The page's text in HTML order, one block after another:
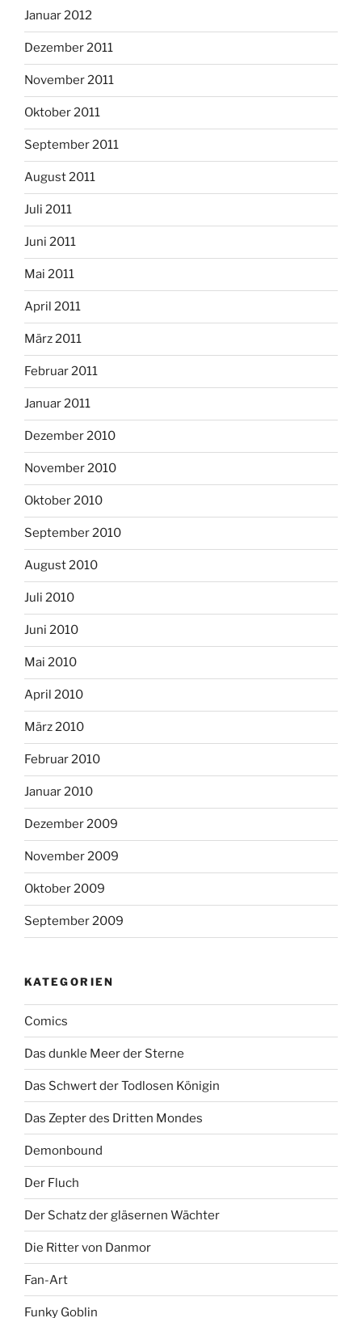
Januar 2012
Dezember 2011
November 2011
Oktober 2011
September 2011
August 2011
Juli 2011
Juni 2011
Mai 2011
April 2011
März 2011
Februar 2011
Januar 2011
Dezember 2010
November 2010
Oktober 2010
September 2010
August 2010
Juli 2010
Juni 2010
Mai 2010
April 2010
März 2010
Februar 2010
Januar 2010
Dezember 2009
November 2009
Oktober 2009
September 2009
KATEGORIEN
Comics
Das dunkle Meer der Sterne
Das Schwert der Todlosen Königin
Das Zepter des Dritten Mondes
Demonbound
Der Fluch
Der Schatz der gläsernen Wächter
Die Ritter von Danmor
Fan-Art
Funky Goblin